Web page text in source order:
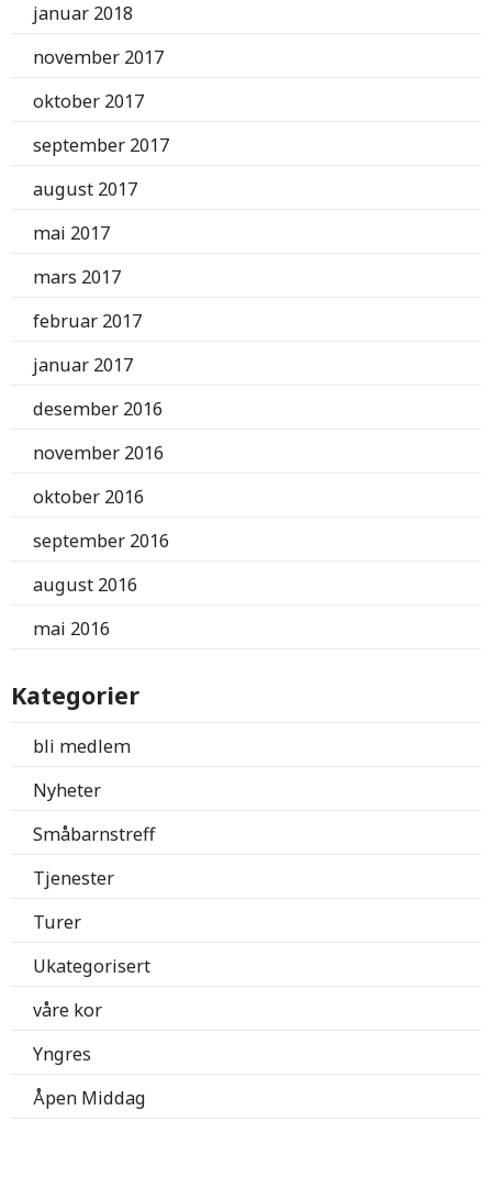
januar 2018
november 2017
oktober 2017
september 2017
august 2017
mai 2017
mars 2017
februar 2017
januar 2017
desember 2016
november 2016
oktober 2016
september 2016
august 2016
mai 2016
Kategorier
bli medlem
Nyheter
Småbarnstreff
Tjenester
Turer
Ukategorisert
våre kor
Yngres
Åpen Middag